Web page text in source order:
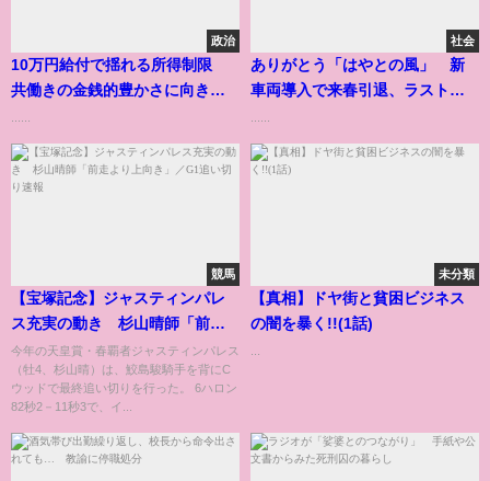
政治
10万円給付で揺れる所得制限
共働きの金銭的豊かさに向き合
社会
ありがとう「はやとの風」 新
車両導入で来春引退、ラストラ
競馬
【宝塚記念】ジャスティンパレ
ス充実の動き 杉山晴師「前走
より上向き」／G1追い切り速報
今年の天皇賞・春覇者ジャスティンパレス
（牡4、杉山晴）は、鮫島駿騎手を背にC
ウッドで最終追い切りを行った。 6ハロン
82秒2－11秒3で、イ...
未分類
【真相】ドヤ街と貧困ビジネス
の闇を暴く!!(1話)